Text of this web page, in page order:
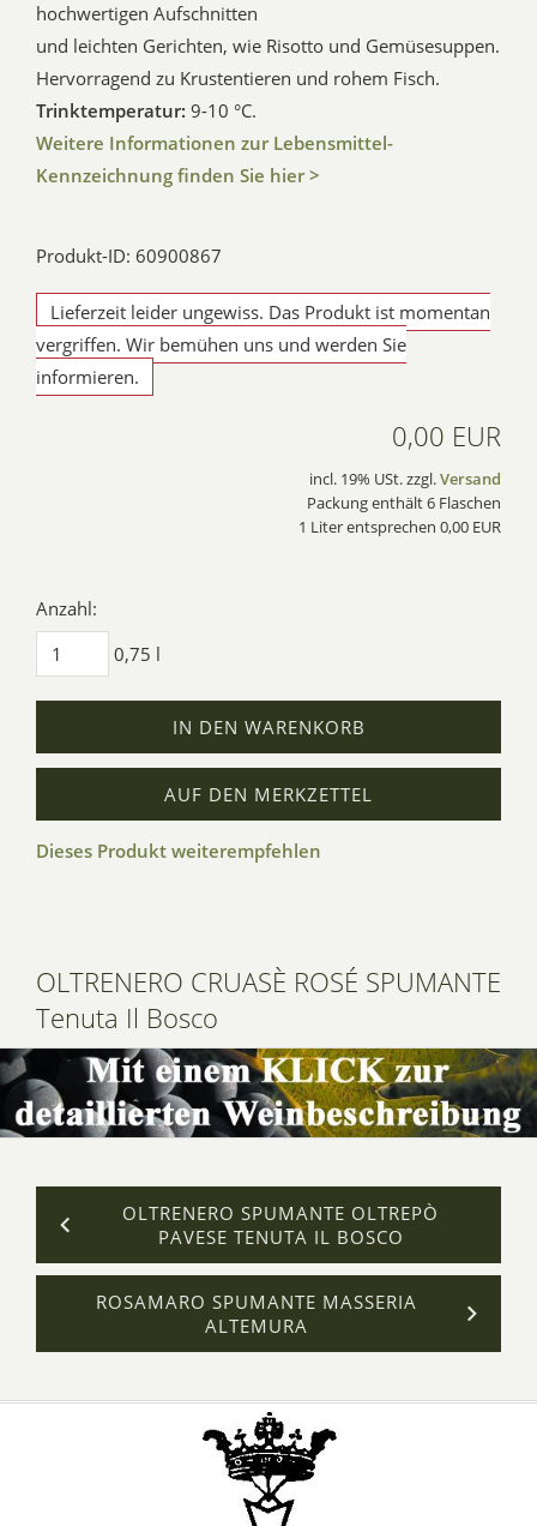
hochwertigen Aufschnitten
und leichten Gerichten, wie Risotto und Gemüsesuppen.
Hervorragend zu Krustentieren und rohem Fisch.
Trinktemperatur: 9-10 °C.
Weitere Informationen zur Lebensmittel-
Kennzeichnung finden Sie hier >
Produkt-ID: 60900867
Lieferzeit leider ungewiss. Das Produkt ist momentan
vergriffen. Wir bemühen uns und werden Sie
informieren.
0,00 EUR
incl. 19% USt. zzgl.Versand
Packung enthält 6 Flaschen
1 Liter entsprechen 0,00 EUR
Anzahl:
0,75 l
IN DEN WARENKORB
AUF DEN MERKZETTEL
Dieses Produkt weiterempfehlen
OLTRENERO CRUASÈ ROSÉ SPUMANTE
Tenuta Il Bosco
OLTRENERO SPUMANTE OLTREPÒ
PAVESE TENUTA IL BOSCO
ROSAMARO SPUMANTE MASSERIA
ALTEMURA